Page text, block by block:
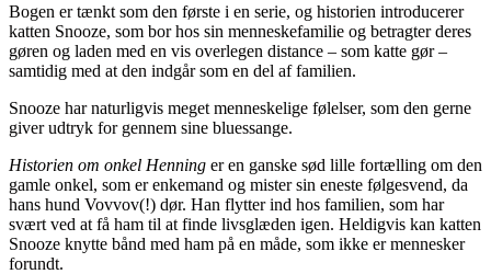
Bogen er tænkt som den første i en serie, og historien introducerer
katten Snooze, som bor hos sin menneskefamilie og betragter deres
gøren og laden med en vis overlegen distance – som katte gør –
samtidig med at den indgår som en del af familien.
Snooze har naturligvis meget menneskelige følelser, som den gerne
giver udtryk for gennem sine bluessange.
Historien om onkel Henning er en ganske sød lille fortælling om den
gamle onkel, som er enkemand og mister sin eneste følgesvend, da
hans hund Vovvov(!) dør. Han flytter ind hos familien, som har
svært ved at få ham til at finde livsglæden igen. Heldigvis kan katten
Snooze knytte bånd med ham på en måde, som ikke er mennesker
forundt.